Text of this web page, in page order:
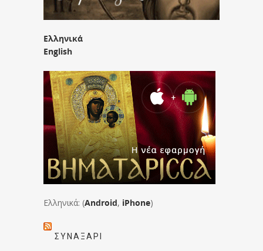
Ελληνικά
English
Ελληνικά: (Android, iPhone)
ΣΥΝΑΞΆΡΙ